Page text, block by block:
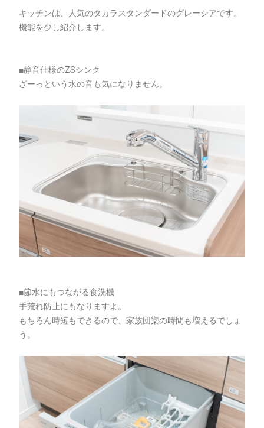
キッチンは、人気のタカラスタンダードのグレーシアです。
機能を少し紹介します。
■静音仕様のZSシンク
ざーっという水の音も気になりません。
■節水にもつながる食洗機
手荒れ防止にもなりますよ。
もちろん時短もできるので、家族団欒の時間も増えるでしょ
う。